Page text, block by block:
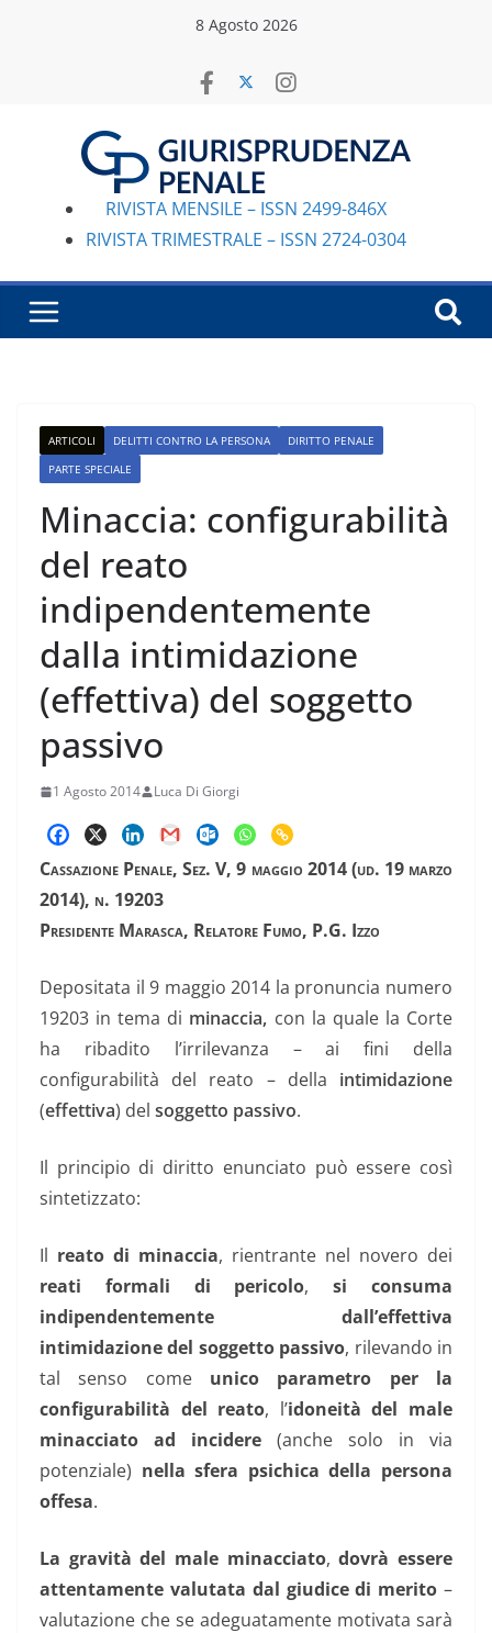
8 Agosto 2026
RIVISTA MENSILE – ISSN 2499-846X
RIVISTA TRIMESTRALE – ISSN 2724-0304
ARTICOLI DELITTI CONTRO LA PERSONA
DIRITTO PENALE
PARTE SPECIALE
Minaccia: configurabilità
del reato
indipendentemente
dalla intimidazione
(effettiva) del soggetto
passivo
1 Agosto 2014 Luca Di Giorgi
Cassazione Penale, Sez. V, 9 maggio 2014 (ud. 19 marzo
2014), n. 19203
Presidente Marasca, Relatore Fumo, P.G. Izzo
Depositata il 9 maggio 2014 la pronuncia numero
19203 in tema di minaccia, con la quale la Corte
ha ribadito l’irrilevanza – ai fini della
configurabilità del reato – della intimidazione
(effettiva) del soggetto passivo.
Il principio di diritto enunciato può essere così
sintetizzato:
Il reato di minaccia, rientrante nel novero dei
reati formali di pericolo,si consuma
indipendentemente dall’effettiva
intimidazione del soggetto passivo, rilevando in
tal senso come unico parametro per la
configurabilità del reato, l’idoneità del male
minacciato ad incidere (anche solo in via
potenziale) nella sfera psichica della persona
offesa.
La gravità del male minacciato,dovrà essere
attentamente valutata dal giudice di merito –
valutazione che se adeguatamente motivata sarà